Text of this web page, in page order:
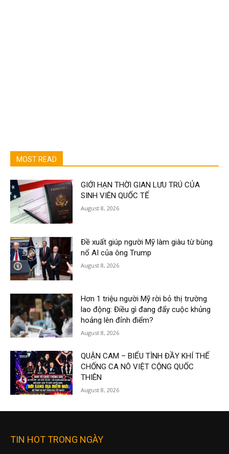
MOST READ
GIỚI HẠN THỜI GIAN LƯU TRÚ CỦA
SINH VIÊN QUỐC TẾ
August 8, 2026
Đề xuất giúp người Mỹ làm giàu từ bùng
nổ AI của ông Trump
August 8, 2026
Hơn 1 triệu người Mỹ rời bỏ thị trường
lao động: Điều gì đang đẩy cuộc khủng
hoảng lên đỉnh điểm?
August 8, 2026
QUẬN CAM – BIỂU TÌNH ĐẦY KHÍ THẾ
CHỐNG CA NÔ VIỆT CỘNG QUỐC
THIÊN
August 8, 2026
TIN HOT TRONG NGÀY